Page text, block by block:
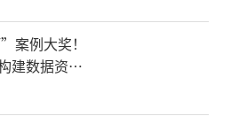
例大奖！
建数据资产